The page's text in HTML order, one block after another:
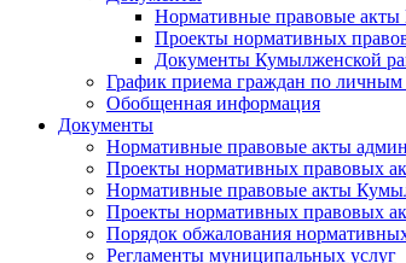
Нормативные правовые
Проекты нормативных
Документы Кумылженской
График приема граждан по личным
Обобщенная информация
Документы
Нормативные правовые акты
Проекты нормативных правовых
Нормативные правовые акты
Проекты нормативных правовых
Порядок обжалования
Регламенты муниципальных услуг